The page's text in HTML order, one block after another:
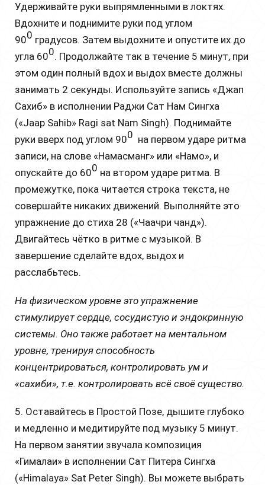
Удерживайте руки выпрямленными в локтях.
Вдохните и поднимите руки под углом
900 градусов. Затем выдохните и опустите их до
угла 600. Продолжайте так в течение 5 минут, при
этом один полный вдох и выдох вместе должны
занимать 2 секунды. Используйте запись «Джап
Сахиб» в исполнении Раджи Сат Нам Сингха
(«Jaap Sahib» Ragi sat Nam Singh). Поднимайте
руки вверх под углом 900 на первом удаpe ритма
записи, на слове «Намасманг» или «Намо», и
опускайте до 600 на втором ударе ритма. В
промежутке, пока читается строка текста, не
совершайте никаких движений. Выполняйте это
упражнение до стиха 28 («Чаачри чанд»).
Двигайтесь чётко в ритме с музыкой. В
завершение сделайте вдох, выдох и
расслабьтесь.
На физическом уровне это упражнение
стимулирует сердце, сосудистую и эндокринную
системы. Оно также работает на ментальном
уровне, тренируя способность
концентрироваться, контролировать ум и
«сахиби», т.е. контролировать всё своё существо.
5. Оставайтесь в Простой Позе, дышите глубоко
и медленно и медитируйте под музыку 5 минут.
На первом занятии звучала композиция
«Гималаи» в исполнении Сат Питера Сингха
(«Himalaya» Sat Peter Singh). Вы можете выбрать